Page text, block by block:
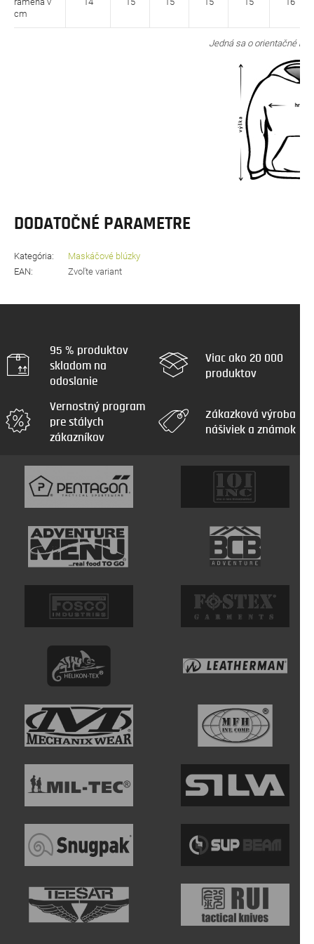
cm
Jedná sa o orientačné
DODATOČNÉ PARAMETRE
Kategória:
Maskáčové blúzky
EAN: Zvoľte variant
95 % produktov
skladom na
odoslanie
Viac ako 20 000
produktov
Vernostný program
pre stálych
zákazníkov
Zákazková výroba
nášiviek a známok